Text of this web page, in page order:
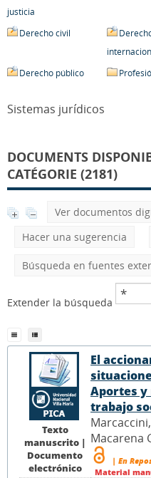
justicia
Derecho civil
Derecho público
Sistemas jurídicos
DOCUMENTS
CATÉGORIE (2181)
Ver documentos
Hacer una sugerencia
Búsqueda en fuentes
Extender la búsqueda
Texto
manuscrito |
Documento
electrónico
El
Aportes y
trabajo
Macarena
| En
Material